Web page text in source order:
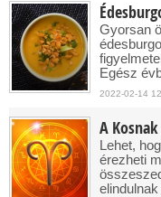
Gyorsan
Egész
2022-02-14
A
Lehet,
érezheti